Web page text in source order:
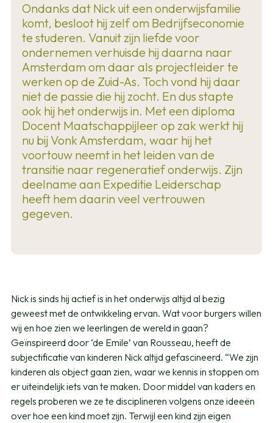
Ondanks dat Nick uit een onderwijsfamilie
komt, besloot hij zelf om Bedrijfseconomie
te studeren. Vanuit zijn liefde voor
ondernemen verhuisde hij daarna naar
Amsterdam om daar als projectleider te
werken op de Zuid-As. Toch vond hij daar
niet de passie die hij zocht. En dus stapte
ook hij het onderwijs in. Met een diploma
Docent Maatschappijleer op zak werkt hij
nu bij Vonk Amsterdam, waar hij het
voortouw neemt in het leiden van de
transitie naar regeneratief onderwijs. Zijn
deelname aan Expeditie Leiderschap
heeft hem daarin veel vertrouwen
gegeven.
Nick is sinds hij actief is in het onderwijs altijd al bezig
geweest met de ontwikkeling ervan. Wat voor burgers willen
wij en hoe zien we leerlingen de wereld in gaan?
Geïnspireerd door ‘de Emile’ van Rousseau, heeft de
subjectificatie van kinderen Nick altijd gefascineerd. “We zijn
kinderen als object gaan zien, waar we kennis in stoppen om
er uiteindelijk iets van te maken. Door middel van kaders en
regels proberen we ze te disciplineren volgens onze ideeën
over hoe een kind moet zijn. Terwijl een kind zijn eigen